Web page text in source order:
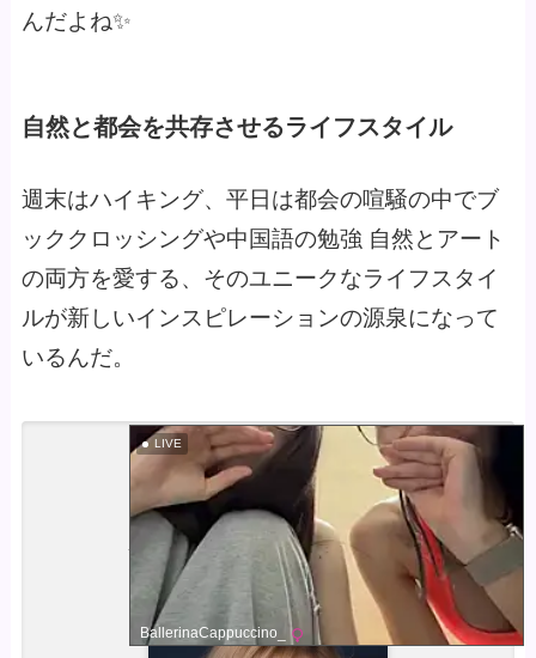
LIVE
BallerinaCappuccino_
んだよね✨
自然と都会を共存させるライフスタイル
週末はハイキング、平日は都会の喧騒の中でブ
ッククロッシングや中国語の勉強 自然とアート
の両方を愛する、そのユニークなライフスタイ
ルが新しいインスピレーションの源泉になって
いるんだ。
「期間限定特別企画」
ミスコン美女ヌード
モデル：神野杏南